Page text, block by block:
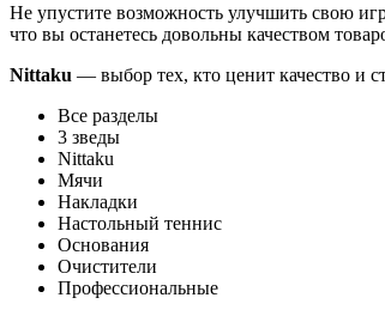
Не упустите возможность улучшить свою
что вы останетесь довольны качеством
Nittaku — выбор тех, кто ценит качество и
Все разделы
3 зведы
Nittaku
Мячи
Накладки
Настольный теннис
Основания
Очистители
Профессиональные